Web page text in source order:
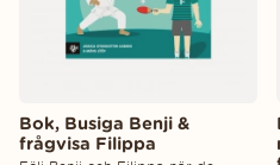
Bok, Busiga Benji &
frågvisa Filippa